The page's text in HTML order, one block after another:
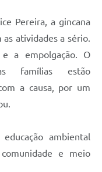
Pereira, a gincana
atividades a sério.
a empolgação. O
famílias estão
a causa, por um
ambiental
e meio